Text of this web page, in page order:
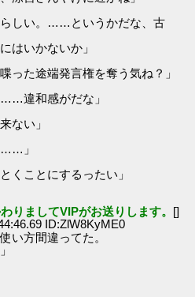
しい。……というかだな、古
かないか」
った途端発言権を奪う気ね？」
違和感がだな」
ない」
……」
ことにするったい」
りましてVIPがお送りします。 []
ID:ZlW8KyME0
い方間違ってた。